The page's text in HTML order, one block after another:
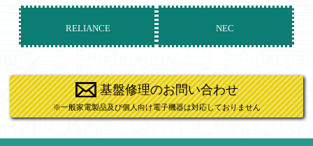
RELIANCE NEC
基盤修理のお問い合わせ
※一般家電製品及び個人向け電子機器は対応しておりません